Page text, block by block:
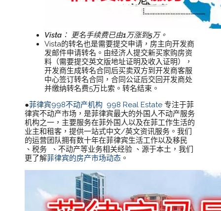
Vista： 更名手续费已由1万涨到5万。
Vista的转名也是需要提交申请，房主向开发商
发邮件申请转名。由经济人提交新买家购房资
料（需要提交英文版地址证明及收入证明），
开发商生成转名合同后买卖双方到开发商客服
中心签订转名合同，合同公证后交回开发商处
并缴纳转名费5万比索。转名结束。
●菲律宾998不动产机构 998 Real Estate 专注于菲
律宾不动产市场，是菲律宾最大的外国人不动产服务
机构之一，主要服务在菲外国人以及在菲工作生活的
业主和租客，提供一站式中文/英文资讯服务。我们
的运营团队拥有数十年在菲律宾生活工作以及移民
、税务 、不动产等业务相关经验 、源于本土，我们
更了解菲律宾的房产市场动态 。